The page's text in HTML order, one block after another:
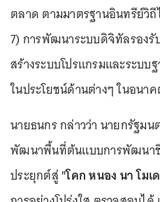
ตลาด ตามมาตรฐานอินทรีย์วิถี
7) การพัฒนาระบบดิจิทัลรองรั
สร้างระบบโปรแกรมและระบ
ในประโยชน์ด้านต่างๆ ในอนา
นายธนกร กล่าวว่า นายกรัฐม
พัฒนาพื้นที่ต้นแบบการพัฒนา
ประยุกต์สู่ "โคก หนอง นา โมเ